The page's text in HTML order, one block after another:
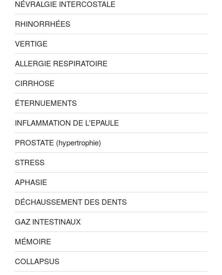
NÉVRALGIE INTERCOSTALE
RHINORRHÉES
VERTIGE
ALLERGIE RESPIRATOIRE
CIRRHOSE
ÉTERNUEMENTS
INFLAMMATION DE L'EPAULE
PROSTATE (hypertrophie)
STRESS
APHASIE
DÉCHAUSSEMENT DES DENTS
GAZ INTESTINAUX
MÉMOIRE
COLLAPSUS